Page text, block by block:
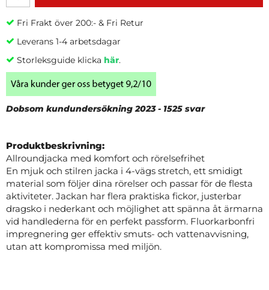
Fri Frakt över 200:- & Fri Retur
Leverans 1-4 arbetsdagar
Storleksguide klicka här.
Dobsom kundundersökning 2023 - 1525 svar
Produktbeskrivning:
Allroundjacka med komfort och rörelsefrihet
En mjuk och stilren jacka i 4-vägs stretch, ett smidigt
material som följer dina rörelser och passar för de flesta
aktiviteter. Jackan har flera praktiska fickor, justerbar
dragsko i nederkant och möjlighet att spänna åt ärmarna
vid handlederna för en perfekt passform. Fluorkarbonfri
impregnering ger effektiv smuts- och vattenavvisning,
utan att kompromissa med miljön.